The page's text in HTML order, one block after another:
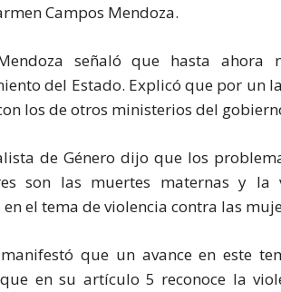
Campos Mendoza.
señaló que hasta
del Estado. Explicó que por un
los de otros ministerios del
de Género dijo que los
son las muertes maternas y la
el tema de violencia contra las
que un avance en este
que en su artículo 5 reconoce la